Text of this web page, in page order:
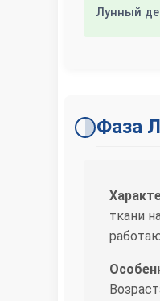
Лунный
Фаза
ткани